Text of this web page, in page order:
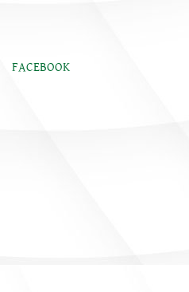
FACEBOOK